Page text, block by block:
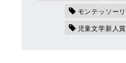
モンテッソーリ
児童文学新人賞